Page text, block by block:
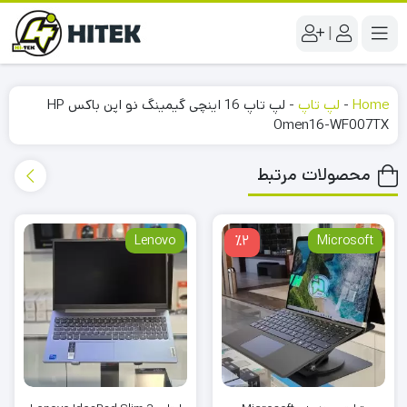
|
Home
- لپ تاپ -
لپ تاپ 16 اینچی گیمینگ نو اپن باکس HP
Omen16-WF007TX
محصولات مرتبط
٪2 Microsoft
Lenovo